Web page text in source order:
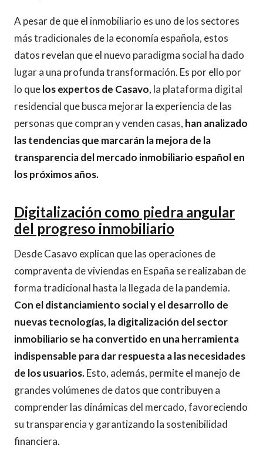
A pesar de que el inmobiliario es uno de los sectores
más tradicionales de la economía española, estos
datos revelan que el nuevo paradigma social ha dado
lugar a una profunda transformación. Es por ello por
lo quelos expertos de Casavo, la plataforma digital
residencial que busca mejorar la experiencia de las
personas que compran y venden casas, han analizado
las tendencias que marcarán la mejora de la
transparencia del mercado inmobiliario español en
los próximos años.
Digitalización como piedra angular
del progreso inmobiliario
Desde Casavo explican que las operaciones de
compraventa de viviendas en España se realizaban de
forma tradicional hasta la llegada de la pandemia.
Con el distanciamiento social y el desarrollo de
nuevas tecnologías, la digitalización del sector
inmobiliario se ha convertido en una herramienta
indispensable para dar respuesta a las necesidades
de los usuarios.Esto, además, permite el manejo de
grandes volúmenes de datos que contribuyen a
comprender las dinámicas del mercado, favoreciendo
su transparencia y garantizando la sostenibilidad
financiera.